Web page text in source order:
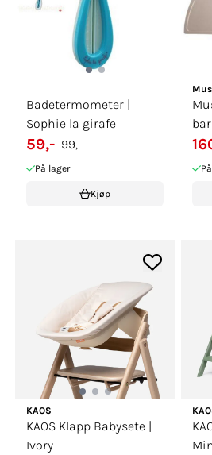
Badetermometer |
Sophie la girafe
59,- 99,-
På lager
Kjøp
KAOS
KAOS Klapp Babysete |
Ivory